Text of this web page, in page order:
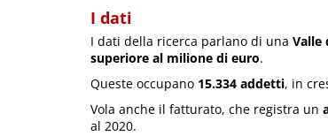
I dati
I dati della ricerca parlano di una Valle
superiore al milione di euro.
Queste occupano 15.334 addetti, in
Vola anche il fatturato, che registra un
al 2020.